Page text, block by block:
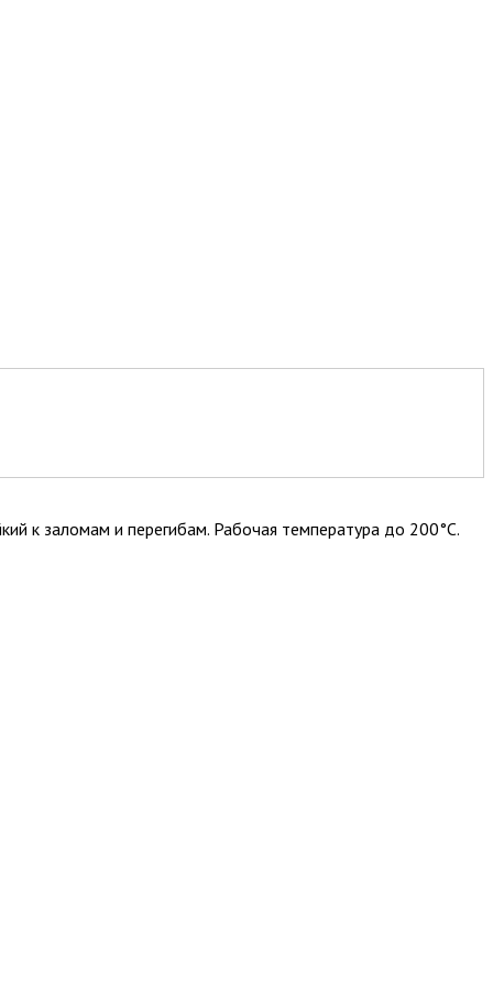
к заломам и перегибам. Рабочая температура до 200°C.